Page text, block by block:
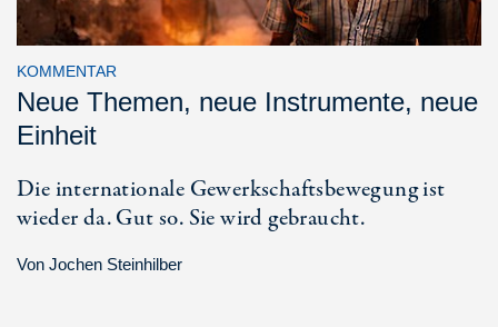
KOMMENTAR
Neue Themen, neue Instrumente, neue
Einheit
Die internationale Gewerkschaftsbewegung ist
wieder da. Gut so. Sie wird gebraucht.
Von Jochen Steinhilber